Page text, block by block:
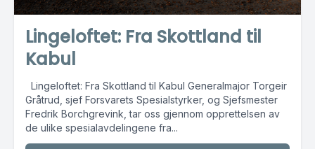
Lingeloftet: Fra Skottland til
Kabul
Lingeloftet: Fra Skottland til Kabul Generalmajor Torgeir
Gråtrud, sjef Forsvarets Spesialstyrker, og Sjefsmester
Fredrik Borchgrevink, tar oss gjennom opprettelsen av
de ulike spesialavdelingene fra...